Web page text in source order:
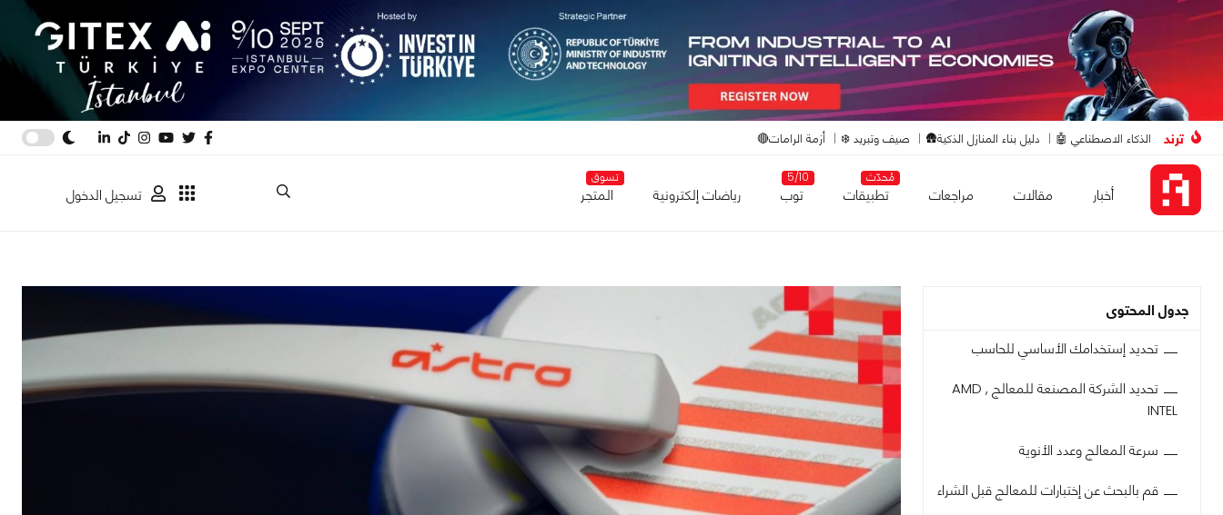
ترند الذكاء الاصطناعي 🤖 دليل بناء المنازل الذكية🛖 صيف وتبريد ❄️ أزمة الرامات🔴
أخبار مقالات مراجعات
مُحدّث
تطبيقات
5/10
توب رياضات إلكترونية
تسوق
المتجر تسجيل الدخول
جدول المحتوى
تحديد إستخدامك الأساسي للحاسب
تحديد الشركة المصنعة للمعالج AMD ,
INTEL
سرعة المعالج وعدد الأنوية
قم بالبحث عن إختبارات للمعالج قبل الشراء